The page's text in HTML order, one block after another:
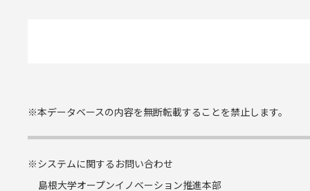
※本データベースの内容を無断転載することを禁止します。
※システムに関するお問い合わせ
島根大学オープンイノベーション推進本部